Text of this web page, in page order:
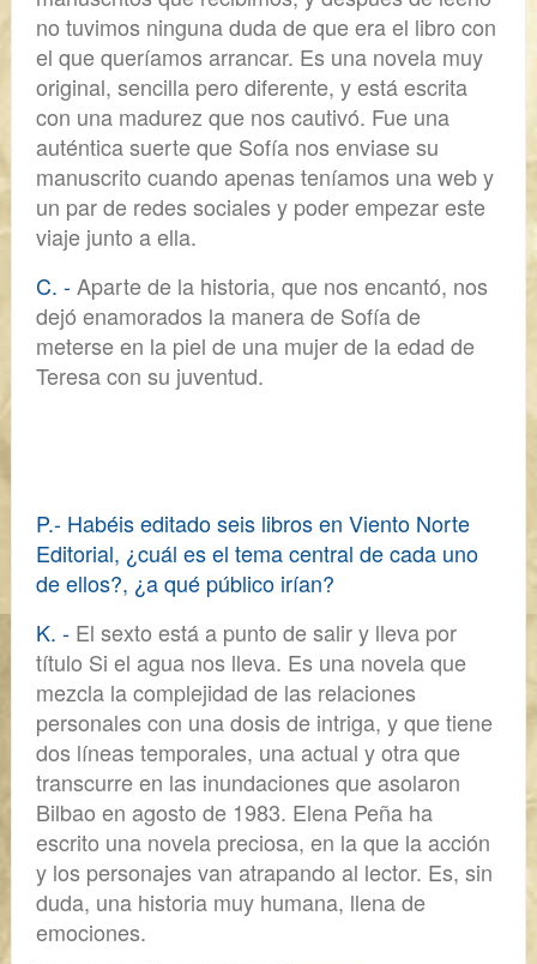
no tuvimos ninguna duda de que era el libro con
el que queríamos arrancar. Es una novela muy
original, sencilla pero diferente, y está escrita
con una madurez que nos cautivó. Fue una
auténtica suerte que Sofía nos enviase su
manuscrito cuando apenas teníamos una web y
un par de redes sociales y poder empezar este
viaje junto a ella.
C. -Aparte de la historia, que nos encantó, nos
dejó enamorados la manera de Sofía de
meterse en la piel de una mujer de la edad de
Teresa con su juventud.
P.- Habéis editado seis libros en Viento Norte
Editorial, ¿cuál es el tema central de cada uno
de ellos?, ¿a qué público irían?
K. - El sexto está a punto de salir y lleva por
título Si el agua nos lleva. Es una novela que
mezcla la complejidad de las relaciones
personales con una dosis de intriga, y que tiene
dos líneas temporales, una actual y otra que
transcurre en las inundaciones que asolaron
Bilbao en agosto de 1983. Elena Peña ha
escrito una novela preciosa, en la que la acción
y los personajes van atrapando al lector. Es, sin
duda, una historia muy humana, llena de
emociones.